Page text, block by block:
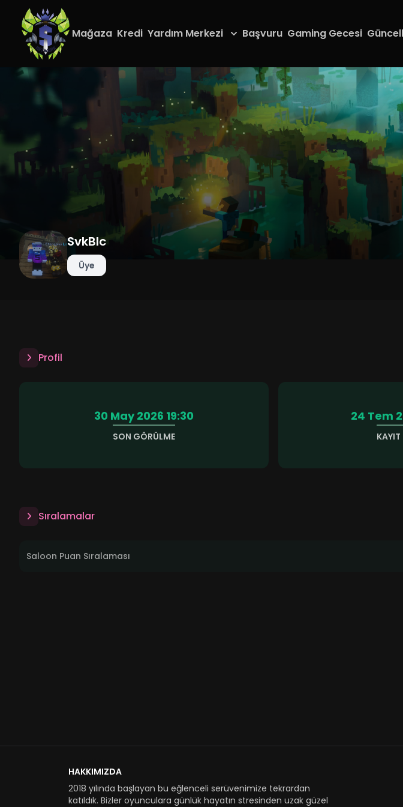
Mağaza Kredi Yardım Merkezi Başvuru Gaming Gecesi
SvkBlc
Üye
Profil
30 May 2026 19:30
SON GÖRÜLME
24 Tem
KAYIT
Sıralamalar
Saloon Puan Sıralaması
HAKKIMIZDA
2018 yılında başlayan bu eğlenceli serüvenimize tekrardan
katıldık. Bizler oyunculara günlük hayatın stresinden uzak güzel